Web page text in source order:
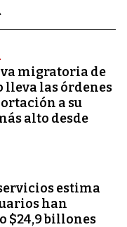
migratoria de
lleva las órdenes
a su
alto desde
estima
han
$24,9 billones